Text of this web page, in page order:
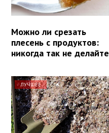
Можно ли срезать
плесень с продуктов:
никогда так не делайте
ЛУЧШЕЕ